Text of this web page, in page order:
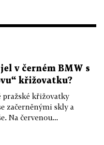
v černém BMW s
křižovatku?
pražské křižovatky
začerněnými skly a
Na červenou...